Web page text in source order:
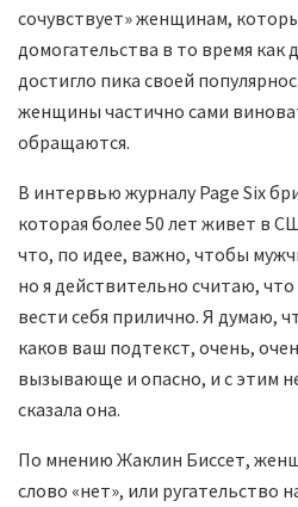
сочувствует» женщинам,
домогательства в то время как
достигло пика своей
женщины частично сами
обращаются.
В интервью журналу Page Six
которая более 50 лет живет в
что, по идее, важно, чтобы
но я действительно считаю,
вести себя прилично. Я думаю,
каков ваш подтекст, очень,
вызывающе и опасно, и с этим
сказала она.
По мнению Жаклин Биссет,
слово «нет», или ругательство